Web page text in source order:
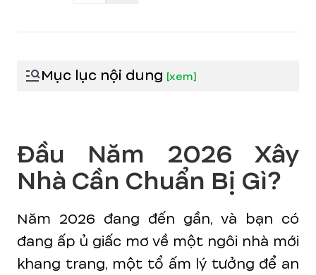
Mục lục nội dung [xem]
Đầu Năm 2026 Xây
Nhà Cần Chuẩn Bị Gì?
Năm 2026 đang đến gần, và bạn có
đang ấp ủ giấc mơ về một ngôi nhà mới
khang trang, một tổ ấm lý tưởng để an